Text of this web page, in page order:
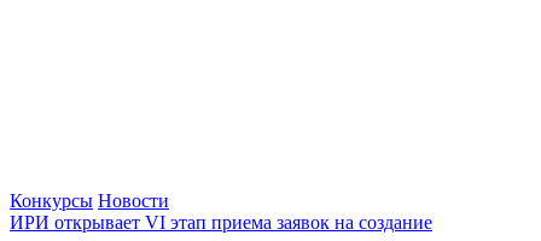
Конкурсы Новости
ИРИ открывает VI этап приема заявок на создание